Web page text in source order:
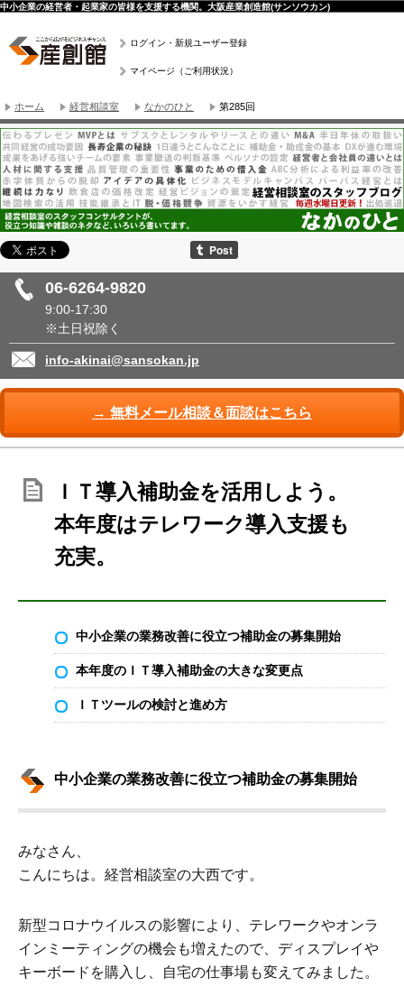
中小企業の経営者・起業家の皆様を支援する機関。大阪産業創造館(サンソウカン)
ログイン・新規ユーザー登録
マイページ（ご利用状況）
ホーム 経営相談室 なかのひと 第285回
06-6264-9820
9:00-17:30
※土日祝除く
info-akinai@sansokan.jp
→ 無料メール相談＆面談はこちら
ＩＴ導入補助金を活用しよう。
本年度はテレワーク導入支援も
充実。
中小企業の業務改善に役立つ補助金の募集開始
本年度のＩＴ導入補助金の大きな変更点
ＩＴツールの検討と進め方
中小企業の業務改善に役立つ補助金の募集開始
みなさん、
こんにちは。経営相談室の大西です。
新型コロナウイルスの影響により、テレワークやオンラ
インミーティングの機会も増えたので、ディスプレイや
キーボードを購入し、自宅の仕事場も変えてみました。